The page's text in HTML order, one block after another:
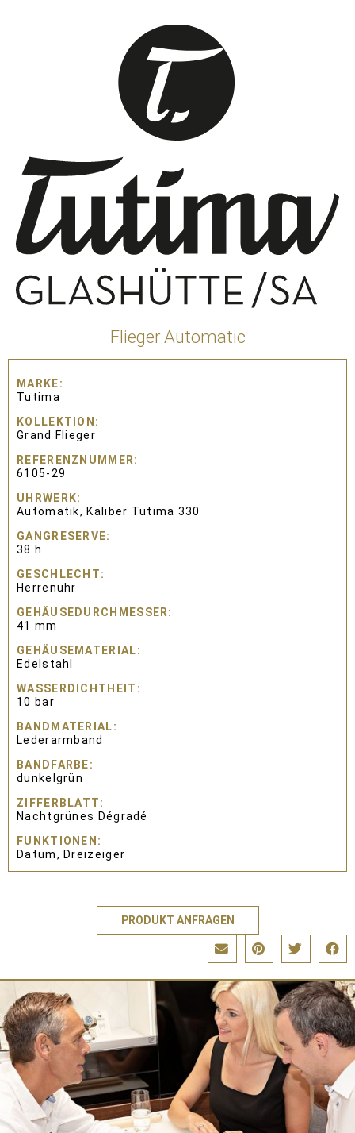
Flieger Automatic
MARKE
Tutima
KOLLEKTION
Grand Flieger
REFERENZNUMMER
6105-29
UHRWERK
Automatik, Kaliber Tutima 330
GANGRESERVE
38 h
GESCHLECHT
Herrenuhr
GEHÄUSEDURCHMESSER
41 mm
GEHÄUSEMATERIAL
Edelstahl
WASSERDICHTHEIT
10 bar
BANDMATERIAL
Lederarmband
BANDFARBE
dunkelgrün
ZIFFERBLATT
Nachtgrünes Dégradé
FUNKTIONEN
Datum, Dreizeiger
PRODUKT ANFRAGEN